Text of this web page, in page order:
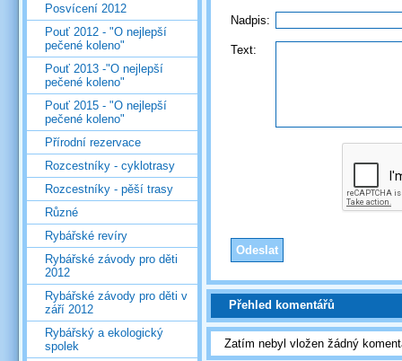
Nadpis:
Text:
Přehled komentářů
Zatím nebyl vložen žádný
Posvícení 2012
Pouť 2012 - "O nejlepší
pečené koleno"
Pouť 2013 -"O nejlepší
pečené koleno"
Pouť 2015 - "O nejlepší
pečené koleno"
Přírodní rezervace
Rozcestníky - cyklotrasy
Rozcestníky - pěší trasy
Různé
Rybářské revíry
Rybářské závody pro děti
2012
Rybářské závody pro děti v
září 2012
Rybářský a ekologický
spolek